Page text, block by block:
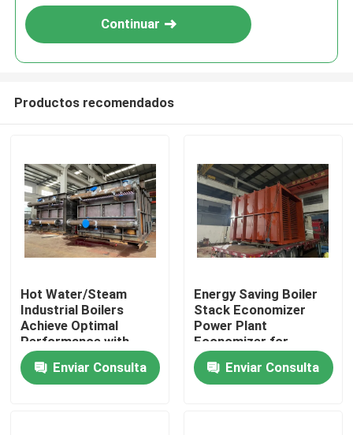
En casa
Productos
Continuar
Productos recomendados
Hot Water/Steam
Industrial Boilers
Achieve Optimal
Performance with
Boiler Exhaust Gas
EconomizerEnviar Consulta
Energy Saving Boiler
Stack Economizer
Power Plant
Economizer for
Improved Heat
Recovery System
Enviar Consulta